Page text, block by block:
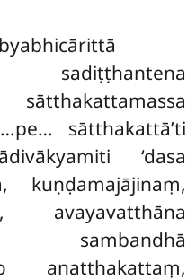
sātthakattamassa
sātthakattā’ti
‘dasa
avayavatthāna
sambandhā
anatthakattaṃ,